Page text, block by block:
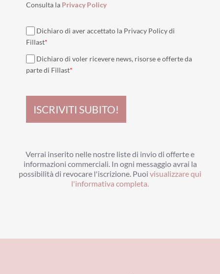
Consulta la Privacy Policy
Dichiaro di aver accettato la Privacy Policy di
Fillast*
Dichiaro di voler ricevere news, risorse e offerte da
parte di Fillast*
ISCRIVITI SUBITO!
Verrai inserito nelle nostre liste di invio di offerte e
informazioni commerciali. In ogni messaggio avrai la
possibilità di revocare l'iscrizione. Puoi visualizzare qui
l'informativa completa.